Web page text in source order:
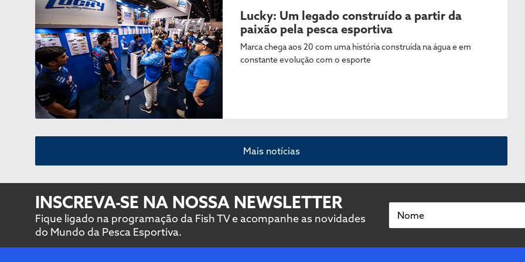
Lucky: Um legado construído a partir da
paixão pela pesca esportiva
Marca chega aos 20 com uma história construída na água e em
constante evolução com o esporte
Mais notícias
INSCREVA-SE NA NOSSA NEWSLETTER
Fique ligado na programação da Fish TV e acompanhe as novidades
do Mundo da Pesca Esportiva.
Nome